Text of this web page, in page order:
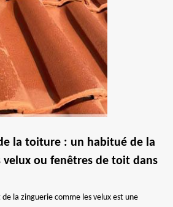
la toiture : un habitué de la
velux ou fenêtres de toit dans
la zinguerie comme les velux est une